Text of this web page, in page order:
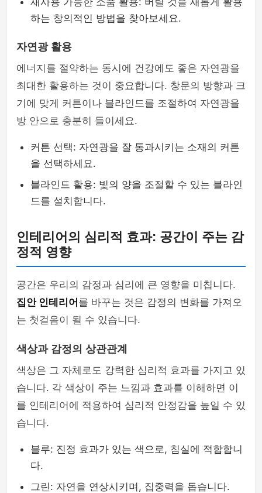
하는 창의적인 방법을 찾아보세요.
자연광 활용
에너지를 절약하는 동시에 건강에도 좋은 자연광을
최대한 활용하는 것이 중요합니다. 창문의 방향과 크
기에 맞게 커튼이나 블라인드를 조절하여 자연광을
방 안으로 충분히 들이세요.
커튼 선택: 자연광을 잘 통과시키는 소재의 커튼
을 선택하세요.
블라인드 활용: 빛의 양을 조절할 수 있는 블라인
드를 설치합니다.
인테리어의 심리적 효과: 공간이 주는 감
정적 영향
공간은 우리의 감정과 심리에 큰 영향을 미칩니다.
집안 인테리어 를 바꾸는 것은 감정의 변화를 가져오
는 첫걸음이 될 수 있습니다.
색상과 감정의 상관관계
색상은 그 자체로도 강력한 심리적 효과를 가지고 있
습니다. 각 색상이 주는 느낌과 효과를 이해하면 이
를 인테리어에 적용하여 심리적 안정감을 높일 수 있
습니다.
블루: 진정 효과가 있는 색으로, 침실에 적합합니
다.
그린: 자연을 연상시키며, 집중력을 돕습니다.